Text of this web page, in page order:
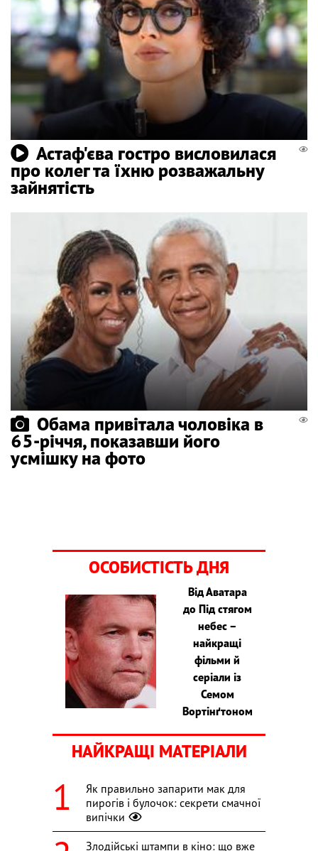
Астаф'єва гостро висловилася
про колег та їхню розважальну
зайнятість
Обама привітала чоловіка в
65-річчя, показавши його
усмішку на фото
ОСОБИСТІСТЬ ДНЯ
Від Аватара
до Під стягом
небес –
найкращі
фільми й
серіали із
Семом
Вортінґтоном
НАЙКРАЩІ МАТЕРІАЛИ
Як правильно запарити мак для
пирогів і булочок: секрети смачної
випічки
Злодійські штампи в кіно: що вже